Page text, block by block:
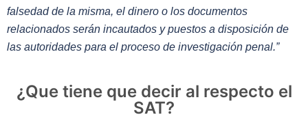
falsedad de la misma, el dinero o los documentos
relacionados serán incautados y puestos a disposición de
las autoridades para el proceso de investigación penal.”
¿Que tiene que decir al respecto el
SAT?